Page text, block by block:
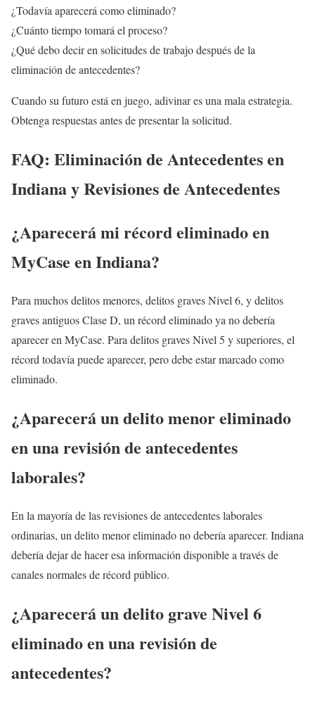
¿Todavía aparecerá como eliminado?
¿Cuánto tiempo tomará el proceso?
¿Qué debo decir en solicitudes de trabajo después de la
eliminación de antecedentes?
Cuando su futuro está en juego, adivinar es una mala estrategia.
Obtenga respuestas antes de presentar la solicitud.
FAQ: Eliminación de Antecedentes en
Indiana y Revisiones de Antecedentes
¿Aparecerá mi récord eliminado en
MyCase en Indiana?
Para muchos delitos menores, delitos graves Nivel 6, y delitos
graves antiguos Clase D, un récord eliminado ya no debería
aparecer en MyCase. Para delitos graves Nivel 5 y superiores, el
récord todavía puede aparecer, pero debe estar marcado como
eliminado.
¿Aparecerá un delito menor eliminado
en una revisión de antecedentes
laborales?
En la mayoría de las revisiones de antecedentes laborales
ordinarias, un delito menor eliminado no debería aparecer. Indiana
debería dejar de hacer esa información disponible a través de
canales normales de récord público.
¿Aparecerá un delito grave Nivel 6
eliminado en una revisión de
antecedentes?